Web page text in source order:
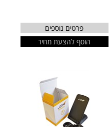
פרטים נוספים
הוסף להצעת מחיר